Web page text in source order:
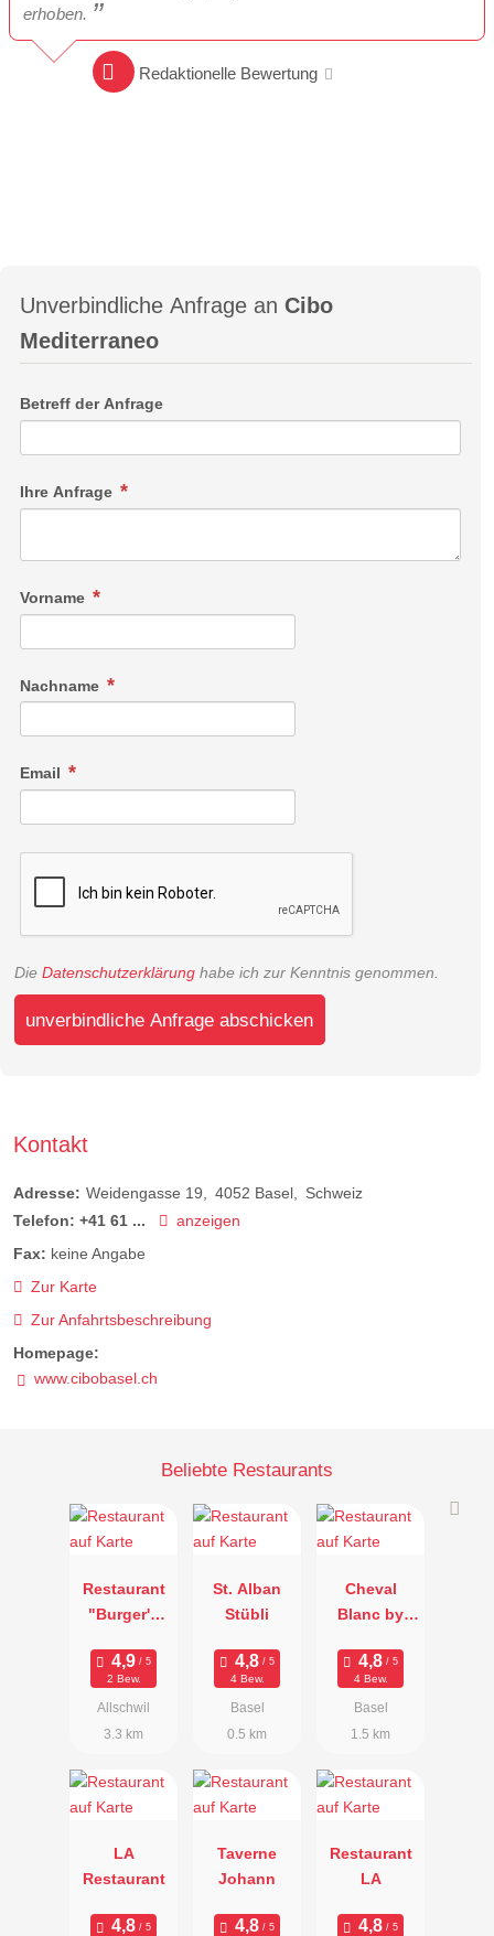
erhoben.
Redaktionelle Bewertung
Unverbindliche Anfrage an Cibo
Mediterraneo
Betreff der Anfrage
Ihre Anfrage
Vorname
Nachname
Email
Die Datenschutzerklärung habe ich zur Kenntnis genommen.
unverbindliche Anfrage abschicken
Kontakt
Adresse: Weidengasse 19 4052 Basel
Schweiz
Telefon: +41 61 ...
anzeigen
Fax: keine Angabe
Zur Karte
Zur Anfahrtsbeschreibung
Homepage:
www.cibobasel.ch
Beliebte Restaurants
Restaurant
"Burger's
2 Bew.
Allschwil
3.3 km
St. Alban
Stübli
4 Bew.
Basel
0.5 km
Cheval
Blanc by
4 Bew.
Basel
1.5 km
LA
Restaurant
Taverne
Johann
Restaurant
LA